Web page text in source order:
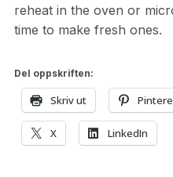
reheat in the oven or
time to make fresh ones.
Del oppskriften:
Skriv ut
X LinkedIn